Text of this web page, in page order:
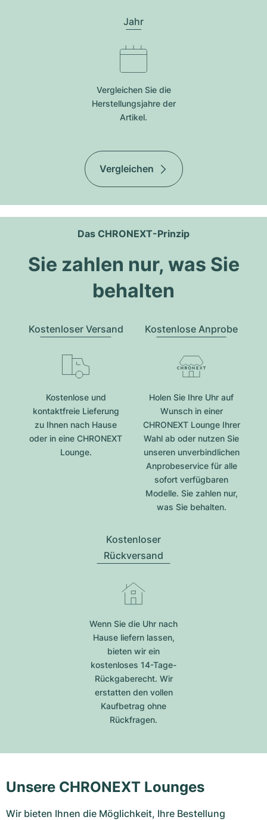
Jahr
Vergleichen Sie die
Herstellungsjahre der
Artikel.
Vergleichen
Das CHRONEXT-Prinzip
Sie zahlen nur, was Sie
behalten
Kostenloser Versand
Kostenlose und
kontaktfreie Lieferung
zu Ihnen nach Hause
oder in eine CHRONEXT
Lounge.
Kostenlose Anprobe
Holen Sie Ihre Uhr auf
Wunsch in einer
CHRONEXT Lounge Ihrer
Wahl ab oder nutzen Sie
unseren unverbindlichen
Anprobeservice für alle
sofort verfügbaren
Modelle. Sie zahlen nur,
was Sie behalten.
Kostenloser
Rückversand
Wenn Sie die Uhr nach
Hause liefern lassen,
bieten wir ein
kostenloses 14-Tage-
Rückgaberecht. Wir
erstatten den vollen
Kaufbetrag ohne
Rückfragen.
Unsere CHRONEXT Lounges
Wir bieten Ihnen die Möglichkeit, Ihre Bestellung